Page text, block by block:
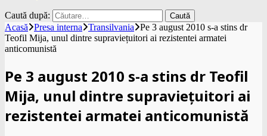
Caută după:
Acasă
Presa interna Transilvania
Pe 3 august 2010 s-a stins dr
Teofil Mija, unul dintre supraviețuitori ai rezistentei armatei
anticomunistă
Pe 3 august 2010 s-a stins dr Teofil
Mija, unul dintre supraviețuitori ai
rezistentei armatei anticomunistă